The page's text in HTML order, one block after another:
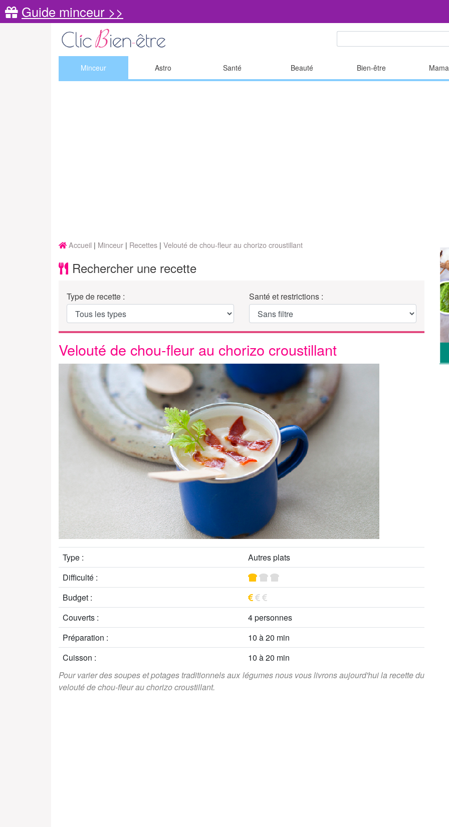
Guide minceur >>
Minceur Astro Santé Beauté Bien-être
Accueil Minceur Recettes Velouté de chou-fleur au chorizo croustillant
Rechercher une recette
Type de recette : Santé et restrictions :
Velouté de chou-fleur au chorizo croustillant
Type :
Autres plats
Difficulté :
Budget :
Couverts :
4 personnes
Préparation :
10 à 20 min
Cuisson :
10 à 20 min
Pour varier des soupes et potages traditionnels aux légumes nous vous livrons aujourd'hui la recette du
velouté de chou-fleur au chorizo croustillant.